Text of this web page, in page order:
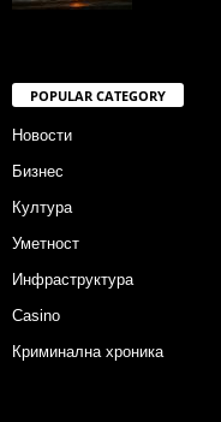
POPULAR CATEGORY
Новости
Бизнес
Култура
Уметност
Инфраструктура
Casino
Криминална хроника